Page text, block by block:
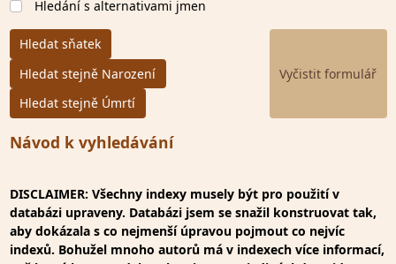
Hledání s alternativami jmen
Hledat sňatek
Hledat stejně Narození
Hledat stejně Úmrtí
Návod k vyhledávání
DISCLAIMER: Všechny indexy musely být pro použití v
databázi upraveny. Databázi jsem se snažil konstruovat tak,
aby dokázala s co nejmenší úpravou pojmout co nejvíc
indexů. Bohužel mnoho autorů má v indexech více informací,